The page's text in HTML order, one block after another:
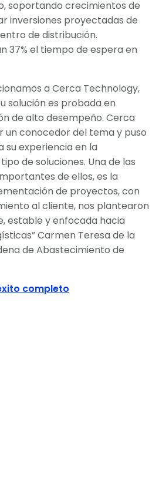
soportando crecimientos de
inversiones proyectadas de
de distribución.
37% el tiempo de espera en
a Cerca Technology,
solución es probada en
de alto desempeño. Cerca
un conocedor del tema y puso
su experiencia en la
de soluciones. Una de las
de ellos, es la
de proyectos, con
al cliente, nos plantearon
estable y enfocada hacia
Carmen Teresa de la
de Abastecimiento de
completo